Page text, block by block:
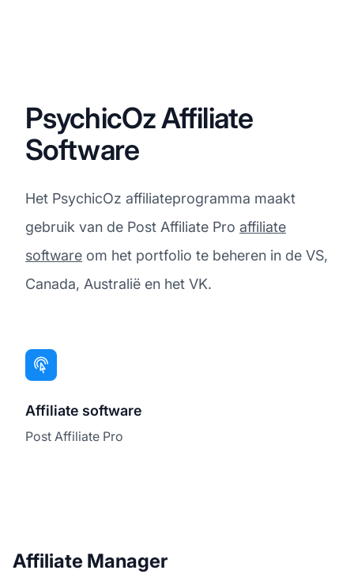
PsychicOz Affiliate
Software
Het PsychicOz affiliateprogramma maakt
gebruik van de Post Affiliate Pro affiliate
software om het portfolio te beheren in de VS,
Canada, Australië en het VK.
Affiliate software
Post Affiliate Pro
Affiliate Manager